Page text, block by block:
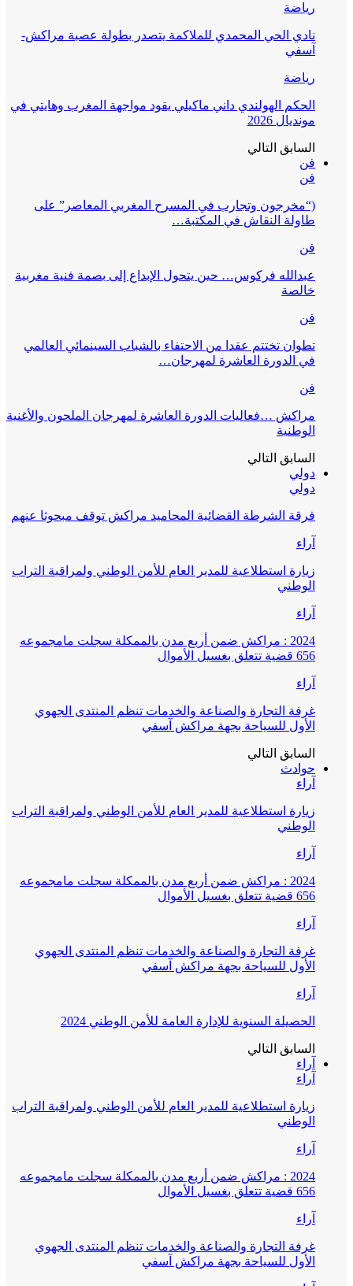
رياضة
نادي الحي المحمدي للملاكمة يتصدر بطولة عصبة مراكش-
آسفي
رياضة
الحكم الهولندي داني ماكيلي يقود مواجهة المغرب وهايتي في
مونديال 2026
السابق التالي
فن
فن
(“مخرجون وتجارب في المسرح المغربي المعاصر” على
طاولة النقاش في المكتبة…
فن
عبدالله فركوس… حين يتحول الإبداع إلى بصمة فنية مغربية
خالصة
فن
تطوان تختتم عقدا من الاحتفاء بالشباب السينمائي العالمي
في الدورة العاشرة لمهرجان…
فن
مراكش …فعاليات الدورة العاشرة لمهرجان الملحون والأغنية
الوطنية
السابق التالي
دولي
دولي
فرقة الشرطة القضائية المحاميد مراكش توقف مبحوثا عنهم
آراء
زيارة استطلاعية للمدير العام للأمن الوطني ولمراقبة التراب
الوطني
آراء
2024 : مراكش ضمن أربع مدن بالممكلة سجلت مامجموعه
656 قضية تتعلق بغسيل الأموال
آراء
غرفة التجارة والصناعة والخدمات تنظم المنتدى الجهوي
الأول للسياحة بجهة مراكش آسفي
السابق التالي
حوادث
آراء
زيارة استطلاعية للمدير العام للأمن الوطني ولمراقبة التراب
الوطني
آراء
2024 : مراكش ضمن أربع مدن بالممكلة سجلت مامجموعه
656 قضية تتعلق بغسيل الأموال
آراء
غرفة التجارة والصناعة والخدمات تنظم المنتدى الجهوي
الأول للسياحة بجهة مراكش آسفي
آراء
الحصيلة السنوية للإدارة العامة للأمن الوطني 2024
السابق التالي
آراء
آراء
زيارة استطلاعية للمدير العام للأمن الوطني ولمراقبة التراب
الوطني
آراء
2024 : مراكش ضمن أربع مدن بالممكلة سجلت مامجموعه
656 قضية تتعلق بغسيل الأموال
آراء
غرفة التجارة والصناعة والخدمات تنظم المنتدى الجهوي
الأول للسياحة بجهة مراكش آسفي